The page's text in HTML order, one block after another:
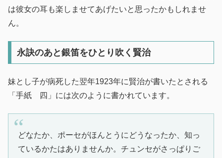
は彼女の耳も楽しませてあげたいと思ったかもしれませ
ん。
永訣のあと銀笛をひとり吹く賢治
妹とし子が病死した翌年1923年に賢治が書いたとされる
「手紙 四」には次のように書かれています。
どなたか、ポーセがほんとうにどうなったか、知っ
ているかたはありませんか。チュンセがさっぱりご